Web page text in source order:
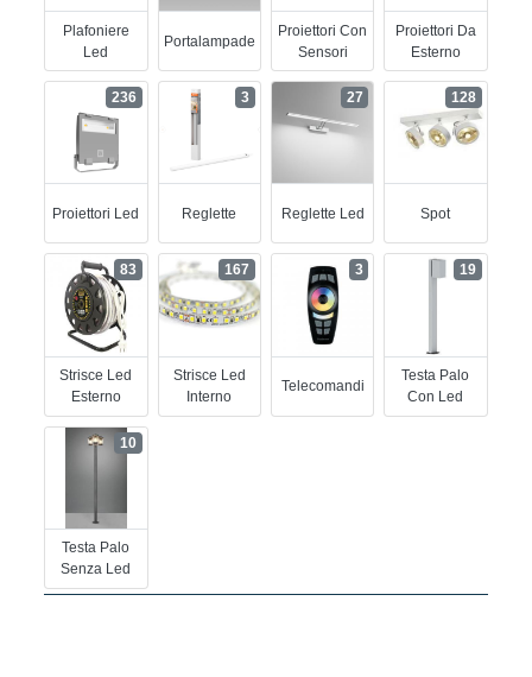
Plafoniere
Led
Portalampade
Proiettori Con
Sensori
Proiettori Da
Esterno
Proiettori Led
236
Reglette
3
Reglette Led
27
Spot
128
Strisce Led
Esterno
83
Strisce Led
Interno
167
Telecomandi
3
Testa Palo
Con Led
19
Testa Palo
Senza Led
10